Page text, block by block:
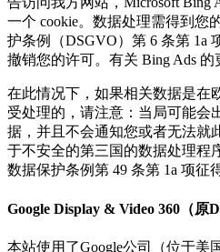
一个 cookie。数据处理需得到您
护条例（DSGVO）第 6 条第 1a
撤销您的许可。有关 Bing Ads
在此情况下，如果相关数据是在
受处理的，请注意：当局可能会
据，并且不会通知您或者无法就
于不安全的第三国的数据处理程
数据保护条例第 49 条第 1a 项征
Google Display & Video 360（原
本站使用了Google公司（位于美